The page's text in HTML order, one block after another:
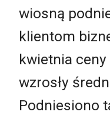
wiosną
klientom
kwietnia
wzrosły
Podniesiono